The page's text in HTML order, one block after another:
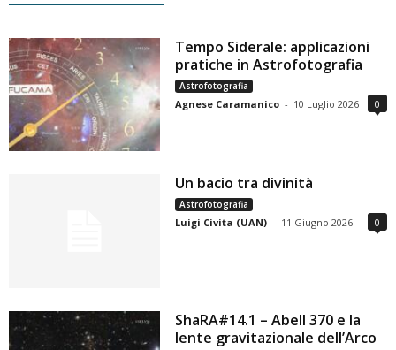
Tempo Siderale: applicazioni
pratiche in Astrofotografia
Astrofotografia
Agnese Caramanico - 10 Luglio 2026 0
Un bacio tra divinità
Astrofotografia
Luigi Civita (UAN) - 11 Giugno 2026 0
ShaRA#14.1 – Abell 370 e la
lente gravitazionale dell’Arco